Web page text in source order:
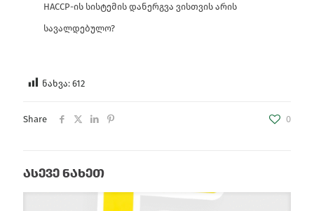
HACCP-ის სისტემის დანერგვა ვისთვის არის
სავალდებულო?
ნახვა: 612
Share 0
ასევე ნახეთ